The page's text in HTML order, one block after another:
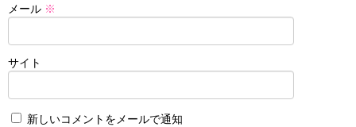
メール ※
サイト
新しいコメントをメールで通知